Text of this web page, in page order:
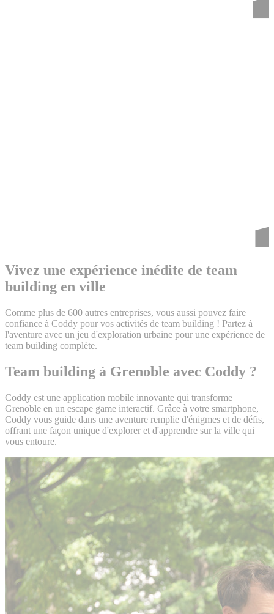
Vivez une expérience inédite de team
building en ville
Comme plus de 600 autres entreprises, vous aussi pouvez faire
confiance à Coddy pour vos activités de team building ! Partez à
l'aventure avec un jeu d'exploration urbaine pour une expérience de
team building complète.
Team building à Grenoble avec Coddy ?
Coddy est une application mobile innovante qui transforme
Grenoble en un escape game interactif. Grâce à votre smartphone,
Coddy vous guide dans une aventure remplie d'énigmes et de défis,
offrant une façon unique d'explorer et d'apprendre sur la ville qui
vous entoure.